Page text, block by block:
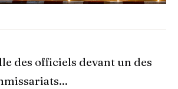
des officiels devant un des